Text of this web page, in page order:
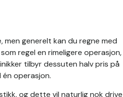
men generelt kan du regne med
regel en rimeligere operasjon,
tilbyr dessuten halv pris på
operasjon.
og dette vil naturlig nok drive